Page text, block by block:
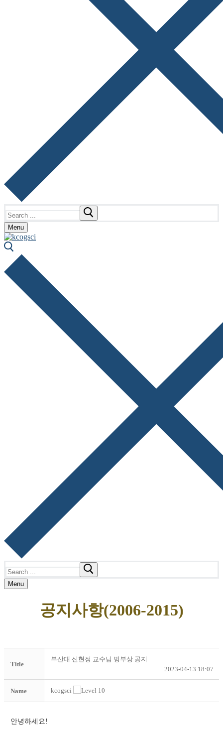
for:
Menu
for:
Menu
공지사항(2006-2015)
Title
부산대 신현정 교수님 빙부상 공지
2023-04-13 18:07
Name kcogsci
안녕하세요!